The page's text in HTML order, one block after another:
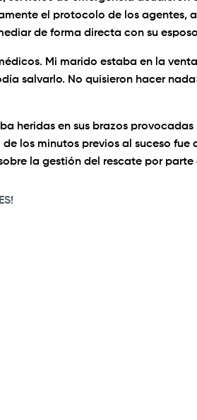
el protocolo de los agentes,
de forma directa con su
Mi marido estaba en la
salvarlo. No quisieron hacer
heridas en sus brazos
los minutos previos al suceso
la gestión del rescate por